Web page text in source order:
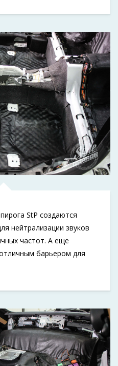
StP создаются
нейтрализации звуков
частот. А еще
барьером для